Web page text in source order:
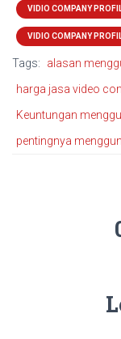
VIDIO COMPANY
VIDIO COMPANY
Tags:
alasan
harga jasa video
Keuntungan
pentingnya